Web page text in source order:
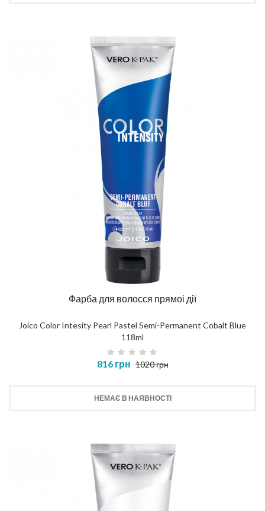
Фарба для волосся прямоі дії
Joico Color Intesity Pearl Pastel Semi-Permanent Cobalt Blue
118ml
816 грн 1020 грн
НЕМАЄ В НАЯВНОСТІ